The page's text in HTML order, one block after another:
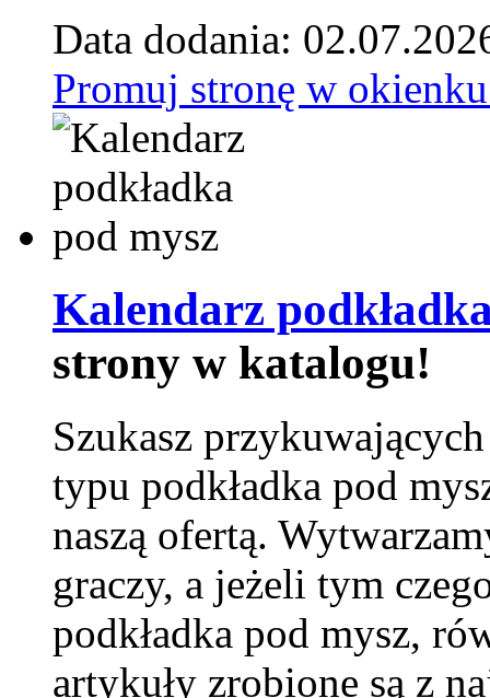
Data dodania:
Promuj stronę w
Kalendarz
strony w katalogu!
Szukasz
typu podkładka pod
naszą ofertą.
graczy, a jeżeli tym
podkładka pod mysz,
artykuły zrobione są z